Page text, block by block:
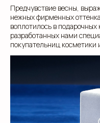
Предчувствие весны,
нежных фирменных
воплотилось в подарочных
разработанных нами
покупательниц